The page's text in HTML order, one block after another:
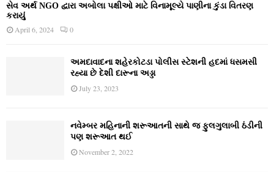
સેવ અર્થ NGO દ્વારા અબોલા પક્ષીઓ માટે વિનામૂલ્યે પાણીના કુંડા વિતરણ
કરાયું
April 6, 2024 0
અમદાવાદના શહેરકોટડા પોલીસ સ્ટેશની હદમાં ધસમસી
રહ્યા છે દેશી દારૂના અડ્ડા
July 23, 2023
નવેમ્‍બર મહિનાની શરૂઆતની સાથે જ ફુલગુલાબી ઠંડીની
પણ શરૂઆત થઈ
November 2, 2022